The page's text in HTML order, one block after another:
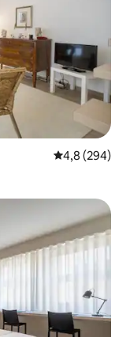
4,8 av 5 i
4,8 (294)